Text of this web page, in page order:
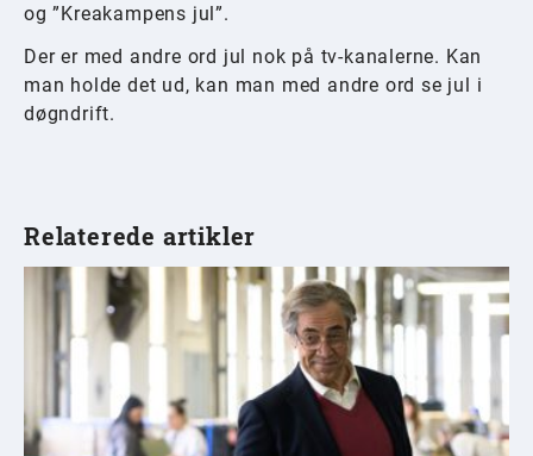
og ”Kreakampens jul”.
Der er med andre ord jul nok på tv-kanalerne. Kan
man holde det ud, kan man med andre ord se jul i
døgndrift.
Relaterede artikler